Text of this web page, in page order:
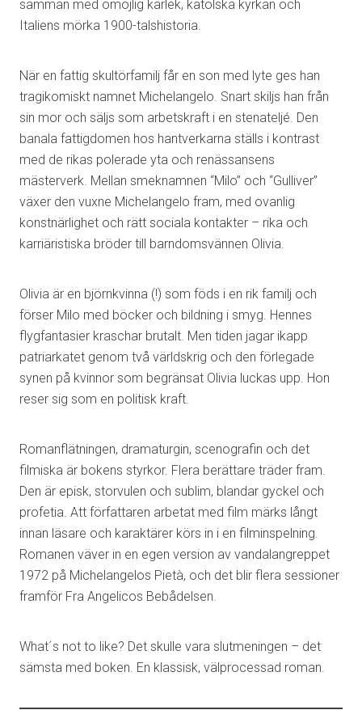
samman med omöjlig kärlek, katolska kyrkan och
Italiens mörka 1900-talshistoria.
När en fattig skultörfamilj får en son med lyte ges han
tragikomiskt namnet Michelangelo. Snart skiljs han från
sin mor och säljs som arbetskraft i en stenateljé. Den
banala fattigdomen hos hantverkarna ställs i kontrast
med de rikas polerade yta och renässansens
mästerverk. Mellan smeknamnen “Milo” och “Gulliver”
växer den vuxne Michelangelo fram, med ovanlig
konstnärlighet och rätt sociala kontakter – rika och
karriäristiska bröder till barndomsvännen Olivia.
Olivia är en björnkvinna (!) som föds i en rik familj och
förser Milo med böcker och bildning i smyg. Hennes
flygfantasier kraschar brutalt. Men tiden jagar ikapp
patriarkatet genom två världskrig och den förlegade
synen på kvinnor som begränsat Olivia luckas upp. Hon
reser sig som en politisk kraft.
Romanflätningen, dramaturgin, scenografin och det
filmiska är bokens styrkor. Flera berättare träder fram.
Den är episk, storvulen och sublim, blandar gyckel och
profetia. Att författaren arbetat med film märks långt
innan läsare och karaktärer körs in i en filminspelning.
Romanen väver in en egen version av vandalangreppet
1972 på Michelangelos Pietà, och det blir flera sessioner
framför Fra Angelicos Bebådelsen.
What´s not to like? Det skulle vara slutmeningen – det
sämsta med boken. En klassisk, välprocessad roman.